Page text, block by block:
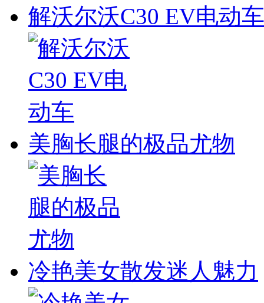
解沃尔沃C30 EV电动车
美胸长腿的极品尤物
冷艳美女散发迷人魅力